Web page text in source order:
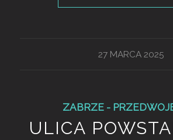
27 MARCA 2025
ZABRZE -
ULICA